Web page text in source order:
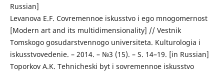
Russian]
Levanova E.F. Covremennoe iskusstvo i ego mnogomernost
[Modern art and its multidimensionality] // Vestnik
Tomskogo gosudarstvennogo universiteta. Kulturologia i
iskusstvovedenie. – 2014. – №3 (15). – S. 14–19. [in Russian]
Toporkov A.K. Tehnicheski byt i sovremennoe iskusstvo